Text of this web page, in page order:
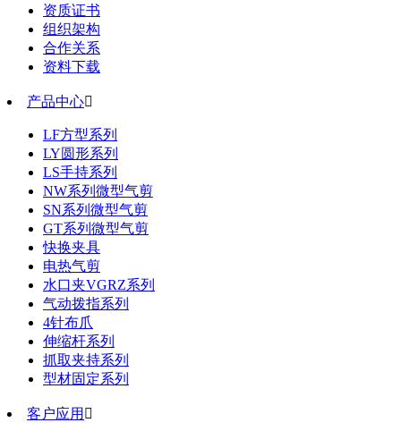
资质证书
组织架构
合作关系
资料下载
产品中心
LF方型系列
LY圆形系列
LS手持系列
NW系列微型气剪
SN系列微型气剪
GT系列微型气剪
快换夹具
电热气剪
水口夹VGRZ系列
气动拨指系列
4针布爪
伸缩杆系列
抓取夹持系列
型材固定系列
客户应用 